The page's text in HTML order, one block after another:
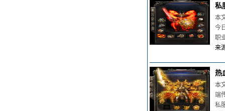
私
本
今
职
来
热
本
端
私